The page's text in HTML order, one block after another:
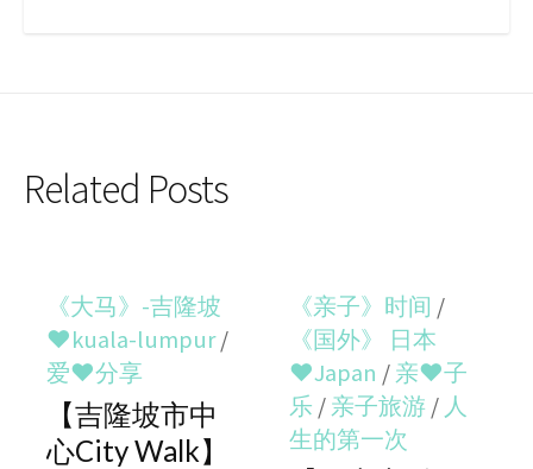
Related Posts
《大马》-吉隆坡
♥kuala-lumpur/
爱♥分享
【吉隆坡市中
心City Walk】
《亲子》时间 /
《国外》 日本
♥Japan /亲♥子
乐 /亲子旅游/ 人
生的第一次